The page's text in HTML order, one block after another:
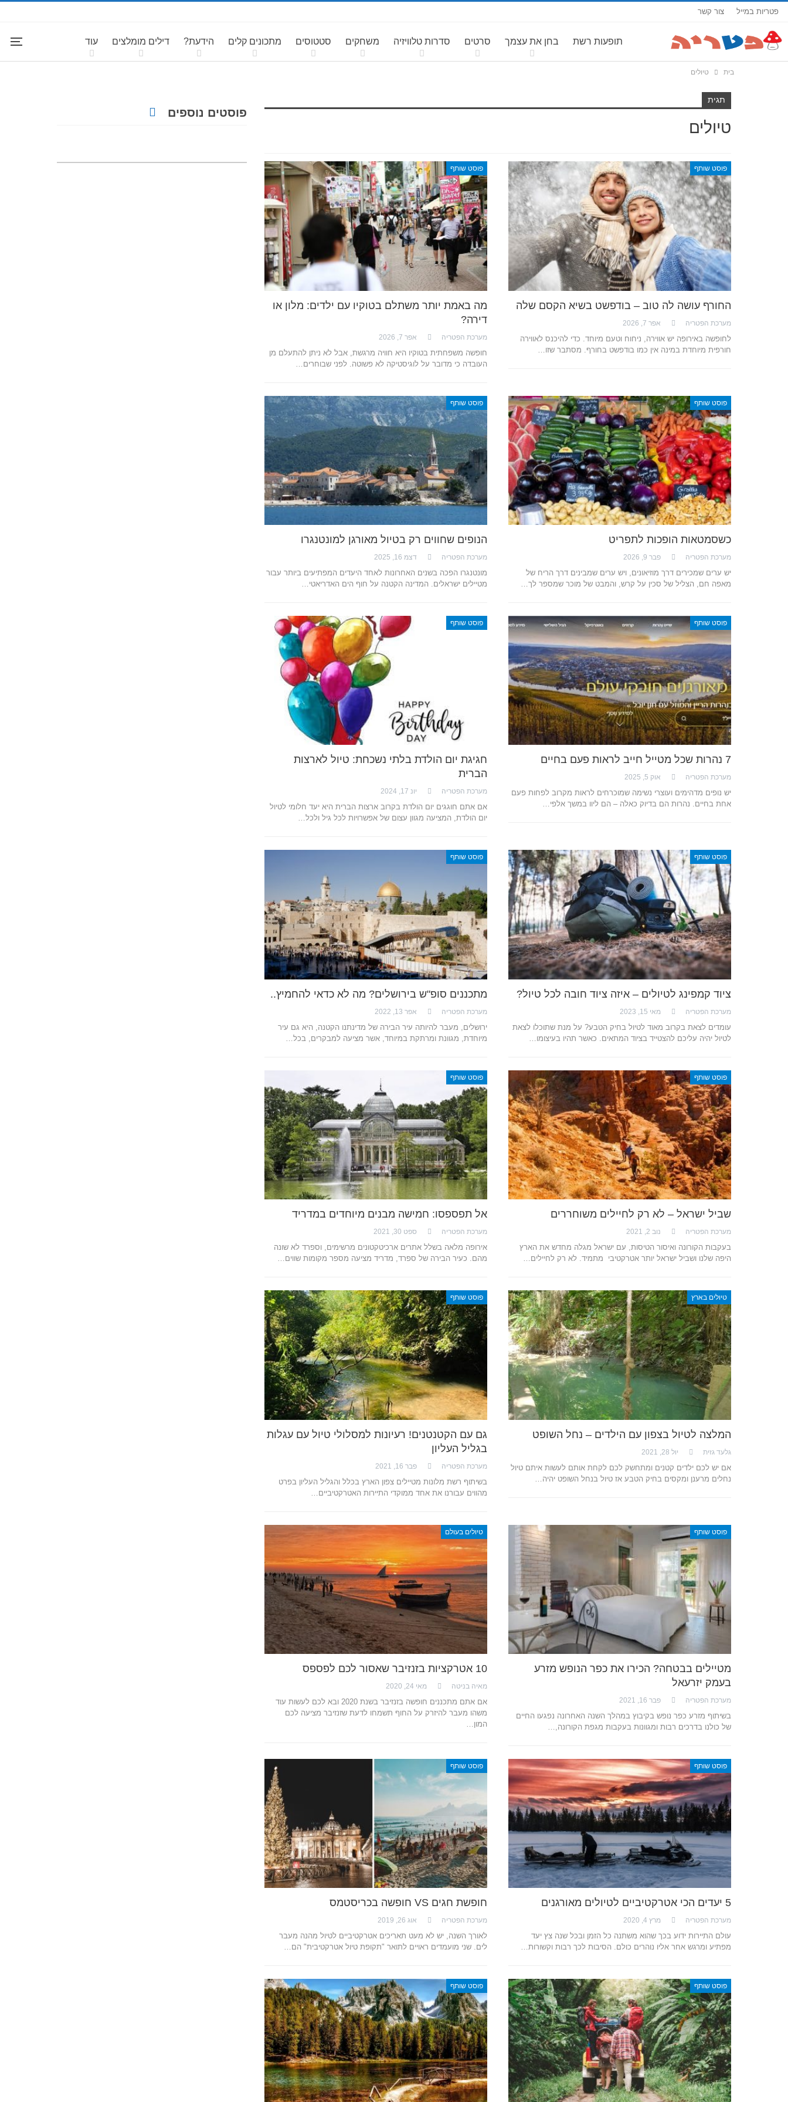
פטריות במייל צור קשר
תופעות רשת בחן את עצמך סרטים סדרות טלוויזיה משחקים סטטוסים מתכונים קלים הידעת? דילים מומלצים עוד
בית טיולים
תגית
טיולים
פוסט שותף
החורף עושה לה טוב – בודפשט בשיא הקסם שלה
מערכת הפטריה אפר 7, 2026
לחופשה באירופה יש אווירה, ניחוח וטעם מיוחד. כדי להיכנס לאווירה
חורפית מיוחדת במינה אין כמו בודפשט בחורף. מסתבר שזו…
פוסט שותף
מה באמת יותר משתלם בטוקיו עם ילדים: מלון או
דירה?
מערכת הפטריה אפר 7, 2026
חופשה משפחתית בטוקיו היא חוויה מרגשת, אבל לא ניתן להתעלם מן
העובדה כי מדובר על לוגיסטיקה לא פשוטה. לפני שבוחרים…
פוסט שותף
כשסמטאות הופכות לתפריט
מערכת הפטריה פבר 9, 2026
יש ערים שמכירים דרך מוזיאונים, ויש ערים שמבינים דרך הריח של
מאפה חם, הצליל של סכין על קרש, והמבט של מוכר שמספר לך…
פוסט שותף
הנופים שחווים רק בטיול מאורגן למונטנגרו
מערכת הפטריה דצמ 16, 2025
מונטנגרו הפכה בשנים האחרונות לאחד היעדים המפתיעים ביותר עבור
מטיילים ישראלים. המדינה הקטנה על חוף הים האדריאטי…
פוסט שותף
7 נהרות שכל מטייל חייב לראות פעם בחיים
מערכת הפטריה אוק 5, 2025
יש נופים מדהימים ועוצרי נשימה שמוכרחים לראות מקרוב לפחות פעם
אחת בחיים. נהרות הם בדיוק כאלה – הם ליוו במשך אלפי…
פוסט שותף
חגיגת יום הולדת בלתי נשכחת: טיול לארצות
הברית
מערכת הפטריה יונ 17, 2024
אם אתם חוגגים יום הולדת בקרוב ארצות הברית היא יעד חלומי לטיול
יום הולדת, המציעה מגוון עצום של אפשרויות לכל גיל ולכל…
פוסט שותף
ציוד קמפינג לטיולים – איזה ציוד חובה לכל טיול?
מערכת הפטריה מאי 15, 2023
עומדים לצאת בקרוב מאוד לטיול בחיק הטבע? על מנת שתוכלו לצאת
לטיול יהיה עליכם להצטייד בציוד המתאים. כאשר תהיו בעיצומו…
פוסט שותף
מתכננים סופ"ש בירושלים? מה לא כדאי להחמיץ..
מערכת הפטריה אפר 13, 2022
ירושלים, מעבר להיותה עיר הבירה של מדינתנו הקטנה, היא גם עיר
מיוחדת, מגוונת ומרתקת במיוחד, אשר מציעה למבקרים, בכל…
פוסט שותף
שביל ישראל – לא רק לחיילים משוחררים
מערכת הפטריה נוב 2, 2021
בעקבות הקורונה ואיסור הטיסות, עם ישראל מגלה מחדש את הארץ
היפה שלנו ושביל ישראל יותר אטרקטיבי מתמיד. לא רק לחיילים…
פוסט שותף
אל תפספסו: חמישה מבנים מיוחדים במדריד
מערכת הפטריה ספט 30, 2021
אירופה מלאה בשלל אתרים ארכיטקטונים מרשימים, וספרד לא שונה
מהם. כעיר הבירה של ספרד, מדריד מציעה מספר מקומות שווים…
טיולים בארץ
המלצה לטיול בצפון עם הילדים – נחל השופט
גלעד גזית יול 28, 2021
אם יש לכם ילדים קטנים ומתחשק לכם לקחת אותם לעשות איתם טיול
נחלים מרענן ומקסים בחיק הטבע אז טיול בנחל השופט יהיה…
פוסט שותף
גם עם הקטנטנים! רעיונות למסלולי טיול עם עגלות
בגליל העליון
מערכת הפטריה פבר 16, 2021
בשיתוף רשת מלונות מטיילים צפון הארץ בכלל והגליל העליון בפרט
מהווים עבורנו את אחד ממוקדי התיירות האטרקטיביים…
פוסט שותף
מטיילים בבטחה? הכירו את כפר הנופש מזרע
בעמק יזרעאל
מערכת הפטריה פבר 16, 2021
בשיתוף מזרע כפר נופש בקיבוץ במהלך השנה האחרונה נפגעו החיים
של כולנו בדרכים רבות ומגוונות בעקבות מגפת הקורונה,…
טיולים בעולם
10 אטרקציות בזנזיבר שאסור לכם לפספס
מאיה בניטה מאי 24, 2020
אם אתם מתכננים חופשה בזנזיבר בשנת 2020 ובא לכם לעשות עוד
משהו מעבר להיזרק על החוף תשמחו לדעת שזנזיבר מציעה לכם
המון…
פוסט שותף
5 יעדים הכי אטרקטיביים לטיולים מאורגנים
מערכת הפטריה מרץ 4, 2020
עולם התיירות ידוע בכך שהוא משתנה כל הזמן ובכל שנה צץ יעד
מפתיע ומרגש אחר אליו נוהרים כולם. הסיבות לכך רבות וקשורות…
פוסט שותף
חופשת חגים VS חופשה בכריסטמס
מערכת הפטריה אוג 26, 2019
לאורך השנה, יש לא מעט תאריכים אטרקטיביים לטיול מהנה מעבר
לים. שני מועמדים ראויים לתואר "תקופת טיול אטרקטיבית" הם…
פוסט שותף פוסט שותף
פוסטים נוספים